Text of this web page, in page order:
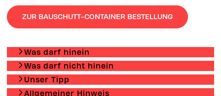
ZUR BAUSCHUTT-CONTAINER BESTELLUNG
Was darf hinein
Was darf nicht hinein
Unser Tipp
Allgemeiner Hinweis